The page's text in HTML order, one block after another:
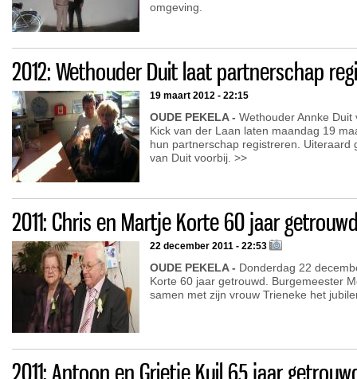
omgeving.
2012: Wethouder Duit laat partnerschap
19 maart 2012 - 22:15
OUDE PEKELA - Wethouder Annke
Kick van der Laan laten maandag 19
hun partnerschap registreren. Uiteraard
van Duit voorbij. >>
2011: Chris en Martje Korte 60 jaar
22 december 2011 - 22:53
OUDE PEKELA - Donderdag 22
Korte 60 jaar getrouwd. Burgemeester
samen met zijn vrouw Trieneke het
2011: Antoon en Grietje Kuil 65 jaar